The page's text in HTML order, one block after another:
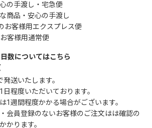
の手渡し・宅急便
商品・安心の手渡し
お客様用エクスプレス便
客様用通常便
数についてはこちら
送いたします。
日程度いただいております。
1週間程度かかる場合がございます。
会員登録のないお客様のご注文はは確認の
かります。